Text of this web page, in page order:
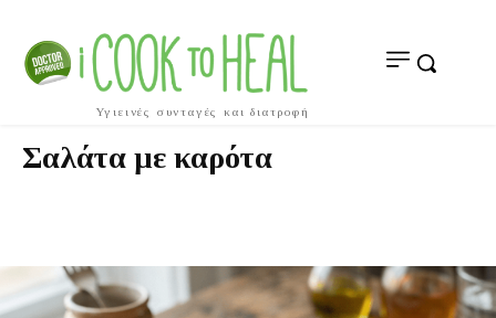
Υγιεινές συνταγές και διατροφή
Σαλάτα με καρότα